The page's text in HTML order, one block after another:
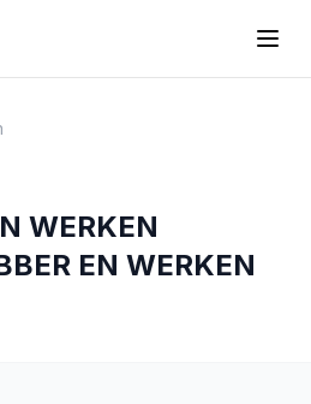
WERKEN
EN WERKEN